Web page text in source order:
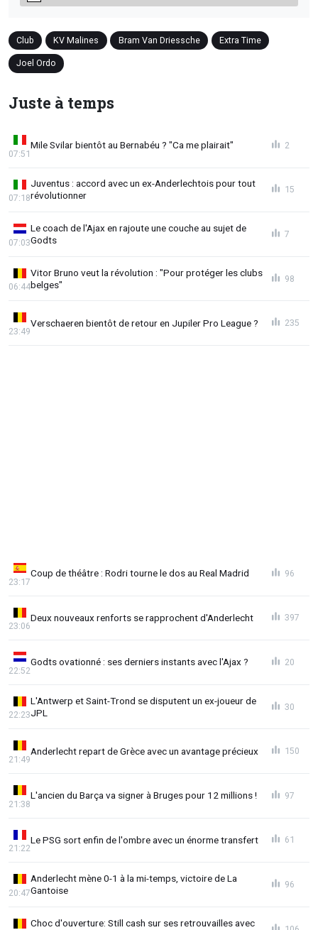
Club KV Malines Bram Van Driessche Extra Time
Joel Ordo
Juste à temps
Mile Svilar bientôt au Bernabéu ? "Ca me plairait"
07:51
2
Juventus : accord avec un ex-Anderlechtois pour tout
révolutionner
07:18
15
Le coach de l'Ajax en rajoute une couche au sujet de
Godts
07:03
7
Vitor Bruno veut la révolution : "Pour protéger les clubs
belges"
06:44
98
Verschaeren bientôt de retour en Jupiler Pro League ?
23:49
235
Coup de théâtre : Rodri tourne le dos au Real Madrid
23:17
96
Deux nouveaux renforts se rapprochent d'Anderlecht
23:06
397
Godts ovationné : ses derniers instants avec l'Ajax ?
22:52
20
L'Antwerp et Saint-Trond se disputent un ex-joueur de
JPL
22:23
30
Anderlecht repart de Grèce avec un avantage précieux
21:49
150
L'ancien du Barça va signer à Bruges pour 12 millions !
21:38
97
Le PSG sort enfin de l'ombre avec un énorme transfert
21:22
61
Anderlecht mène 0-1 à la mi-temps, victoire de La
Gantoise
20:47
96
Choc d'ouverture: Still cash sur ses retrouvailles avec